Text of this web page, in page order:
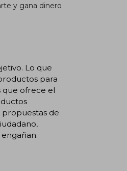
y gana dinero
Lo que
para
que ofrece el
propuestas de